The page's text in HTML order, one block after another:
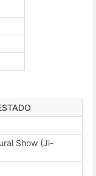
Show (Ji-